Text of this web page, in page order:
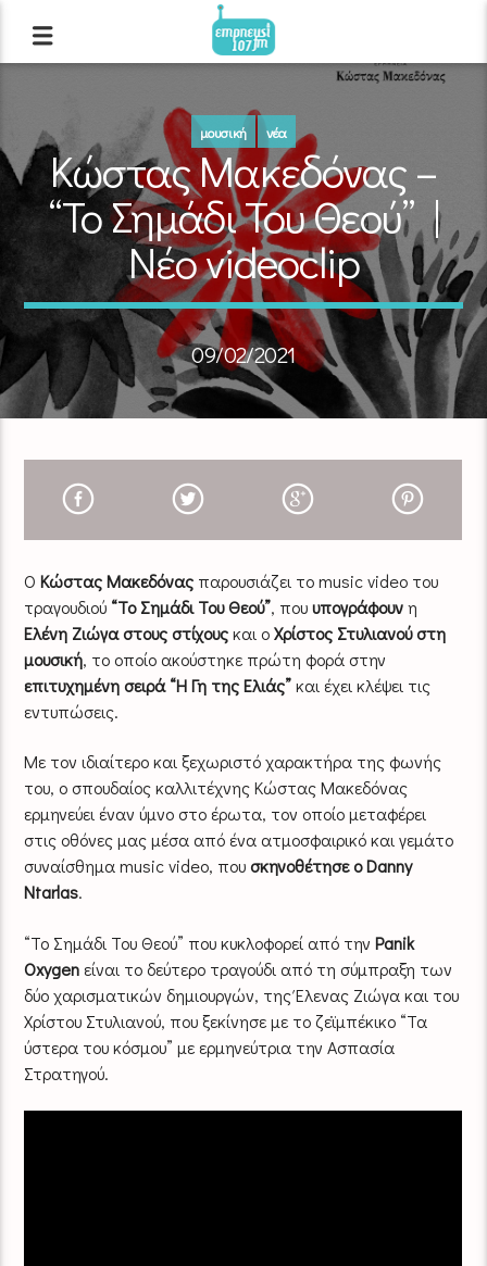
μουσική νέα
Κώστας Μακεδόνας –
“Το Σημάδι Του Θεού” |
Νέο videoclip
09/02/2021
ΟΚώστας Μακεδόνας παρουσιάζει το music video του
τραγουδιού “Το Σημάδι Του Θεού”, πουυπογράφουνη
Ελένη Ζιώγα στους στίχουςκαι οΧρίστος Στυλιανούστη
μουσική, το οποίο ακούστηκε πρώτη φορά στην
επιτυχημένη σειρά “Η Γη της Ελιάς”και έχει κλέψει τις
εντυπώσεις.
Με τον ιδιαίτερο και ξεχωριστό χαρακτήρα της φωνής
του, ο σπουδαίος καλλιτέχνης Κώστας Μακεδόνας
ερμηνεύει έναν ύμνο στο έρωτα, τον οποίο μεταφέρει
στις οθόνες μας μέσα από ένα ατμοσφαιρικό και γεμάτο
συναίσθημα music video, πουσκηνοθέτησε ο Danny
Ntarlas.
“Το Σημάδι Του Θεού” που κυκλοφορεί από τηνPanik
Oxygenείναι το δεύτερο τραγούδι από τη σύμπραξη των
δύο χαρισματικών δημιουργών, της Έλενας Ζιώγα και του
Χρίστου Στυλιανού, που ξεκίνησε με το ζεϊμπέκικο “Τα
ύστερα του κόσμου” με ερμηνεύτρια την Ασπασία
Στρατηγού.